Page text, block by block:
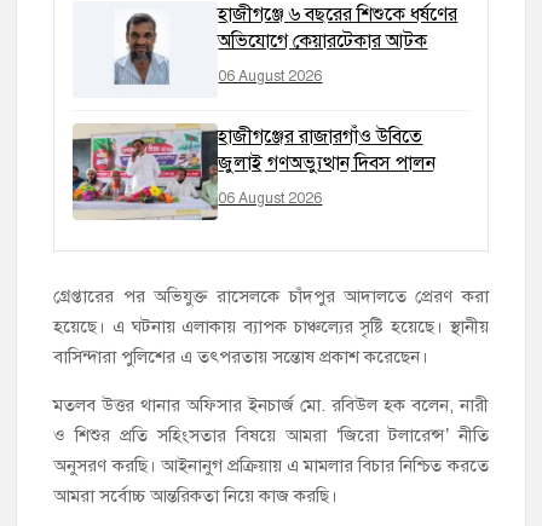
হাজীগঞ্জে ৬ বছরের শিশুকে ধর্ষণের
অভিযোগে কেয়ারটেকার আটক
06 August 2026
হাজীগঞ্জের রাজারগাঁও উবিতে
জুলাই গণঅভ্যুত্থান দিবস পালন
06 August 2026
গ্রেপ্তারের পর অভিযুক্ত রাসেলকে চাঁদপুর আদালতে প্রেরণ করা
হয়েছে। এ ঘটনায় এলাকায় ব্যাপক চাঞ্চল্যের সৃষ্টি হয়েছে। স্থানীয়
বাসিন্দারা পুলিশের এ তৎপরতায় সন্তোষ প্রকাশ করেছেন।
মতলব উত্তর থানার অফিসার ইনচার্জ মো. রবিউল হক বলেন, নারী
ও শিশুর প্রতি সহিংসতার বিষয়ে আমরা ‘জিরো টলারেন্স’ নীতি
অনুসরণ করছি। আইনানুগ প্রক্রিয়ায় এ মামলার বিচার নিশ্চিত করতে
আমরা সর্বোচ্চ আন্তরিকতা নিয়ে কাজ করছি।